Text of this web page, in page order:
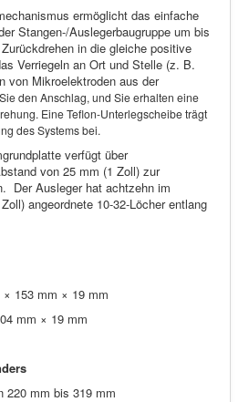
ermöglicht das einfache
Stangen-/Auslegerbaugruppe um bis
in die gleiche positive
Verriegeln an Ort und Stelle (z. B.
von Mikroelektroden aus der
den Anschlag, und Sie erhalten eine
Eine Teflon-Unterlegscheibe trägt
des Systems bei.
verfügt über
von 25 mm (1 Zoll) zur
Der Ausleger hat achtzehn im
angeordnete 10-32-Löcher entlang
153 mm × 19 mm
mm × 19 mm
mm bis 319 mm